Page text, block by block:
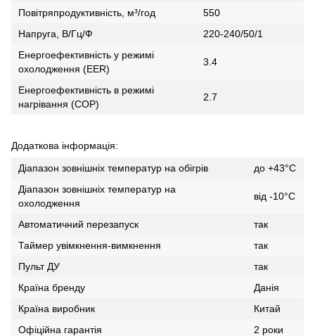
Повітряпродуктивність, м³/год
550
Напруга, В/Гц/Ф
220-240/50/1
Енергоефективність у режимі
охолодження (EER)
3.4
Енергоефективність в режимі
нагрівання (COP)
2.7
Додаткова інформація:
Діапазон зовнішніх температур на обігрів
до +43°С
Діапазон зовнішніх температур на
охолодження
від -10°С
Автоматичний перезапуск
так
Таймер увімкнення-вимкнення
так
Пульт ДУ
так
Країна бренду
Данія
Країна виробник
Китай
Офіційна гарантія
2 роки